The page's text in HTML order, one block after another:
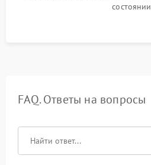
FAQ. Ответы на вопросы